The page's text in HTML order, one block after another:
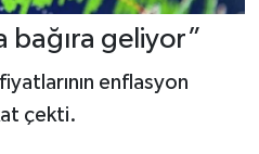
bağıra geliyor”
enflasyon
çekti.